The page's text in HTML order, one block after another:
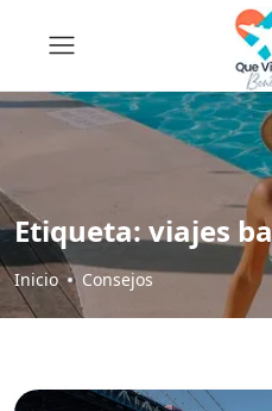
Etiqueta:viajes
Inicio Consejos